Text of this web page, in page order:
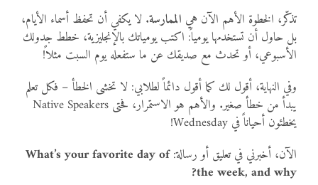
تذكّر، الخطوة الأهم الآن هي الممارسة. لا يكفي أن تحفظ أسماء الأيام،
بل حاول أن تستخدمها يومياً: اكتب يومياتك بالإنجليزية، خطط جدولك
الأسبوعي، أو تحدث مع صديقك عن ما ستفعله يوم السبت مثلاً!
وفي النهاية، أقول لك كما أقول دائماً لطلابي: لا تخشى الخطأ – فكل تعلم
يبدأ من خطأ صغير. والأهم هو الاستمرار، فحتى Native Speakers
يخطئون أحياناً في Wednesday!
الآن، أخبرني في تعليق أو رسالة:What’s your favorite day of
the week, and why?